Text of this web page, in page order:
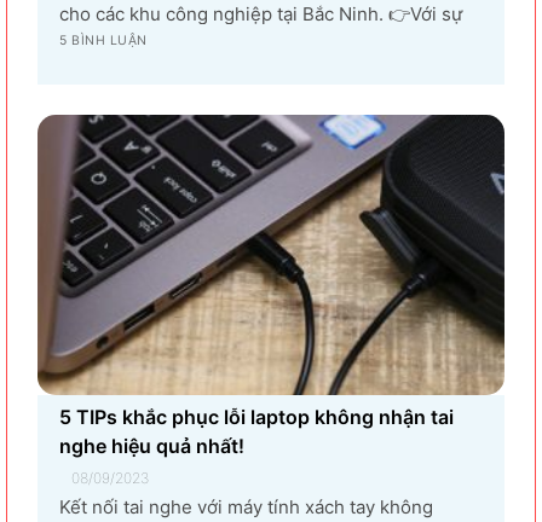
cho các khu công nghiệp tại Bắc Ninh. 👉Với sự
góp mặt của tập đoàn SamSung đầu tư cho hạng
5 BÌNH LUẬN
5 TIPs khắc phục lỗi laptop không nhận tai
nghe hiệu quả nhất!
08/09/2023
Kết nối tai nghe với máy tính xách tay không